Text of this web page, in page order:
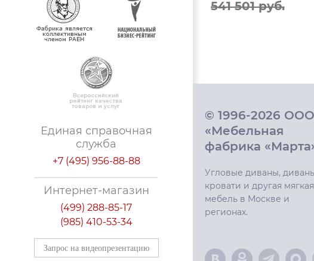
541 501 руб.
Единая справочная
служба
+7 (495) 956-88-88
Интернет-магазин
(499) 288-85-17
(985) 410-53-34
Запрос на видеопрезентацию
© 1996-2026 ООО
«Мебельная
фабрика
Угловые диваны,
кровати и другая мягкая
мебель в Москве и
регионах.